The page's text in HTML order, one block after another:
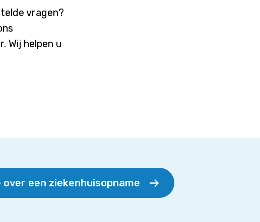
vragen?
Wij helpen u
een ziekenhuisopname